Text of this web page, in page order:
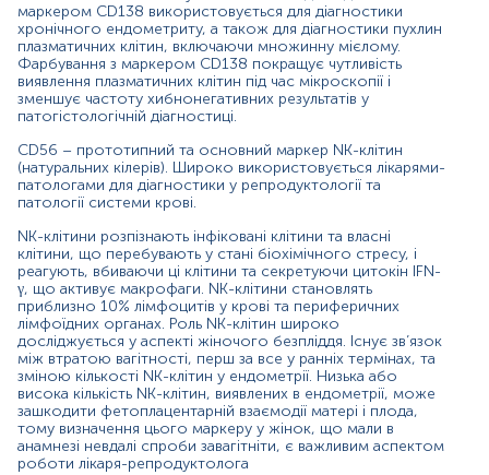
Парафінові блоки
Парафінові блоки
*Одиниці вимірювання, референтні значення та діапазон
вимірювань можуть змінюватися у відповідності до зміни
Для проведення імуногістохімічних досліджень в
лабораторію доставляється готовий матеріал у вигляді
парафінових блоків або біологічному матеріалі,
фіксованому формаліном.
маркером CD138 використовується для діагностики
хронічного ендометриту, а також для діагностики пухлин
плазматичних клітин, включаючи множинну мієлому.
Фарбування з маркером CD138 покращує чутливість
виявлення плазматичних клітин під час мікроскопії і
зменшує частоту хибнонегативних результатів у
патогістологічній діагностиці.
CD56 – прототипний та основний маркер NK-клітин
(натуральних кілерів). Широко використовується лікарями-
патологами для діагностики у репродуктології та
патології системи крові.
NK-клітини розпізнають інфіковані клітини та власні
клітини, що перебувають у стані біохімічного стресу, і
реагують, вбиваючи ці клітини та секретуючи цитокін IFN-
γ, що активує макрофаги. NK-клітини становлять
приблизно 10% лімфоцитів у крові та периферичних
лімфоїдних органах. Роль NK-клітин широко
досліджується у аспекті жіночого безпліддя. Існує зв’язок
між втратою вагітності, перш за все у ранніх термінах, та
зміною кількості NK-клітин у ендометрії. Низька або
висока кількість NK-клітин, виявлених в ендометрії, може
зашкодити фетоплацентарній взаємодії матері і плода,
тому визначення цього маркеру у жінок, що мали в
анамнезі невдалі спроби завагітніти, є важливим аспектом
роботи лікаря-репродуктолога